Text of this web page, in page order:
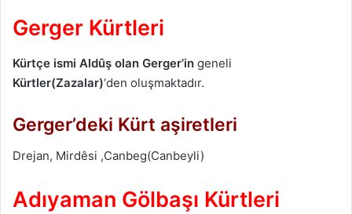
Gerger Kürtleri
Kürtçe ismi Aldûş olan Gerger’in geneli
Kürtler(Zazalar)‘den oluşmaktadır.
Gerger’deki Kürt aşiretleri
Drejan, Mirdêsi ,Canbeg(Canbeyli)
Adıyaman Gölbaşı Kürtleri